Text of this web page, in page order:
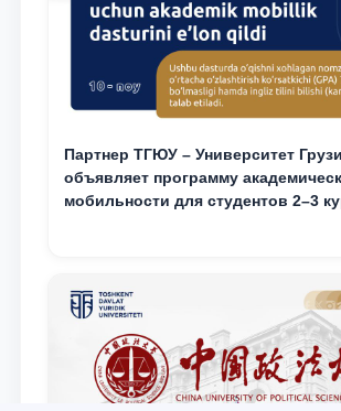
Партнер ТГЮУ – Университет
объявляет программу
мобильности для студентов 2–3